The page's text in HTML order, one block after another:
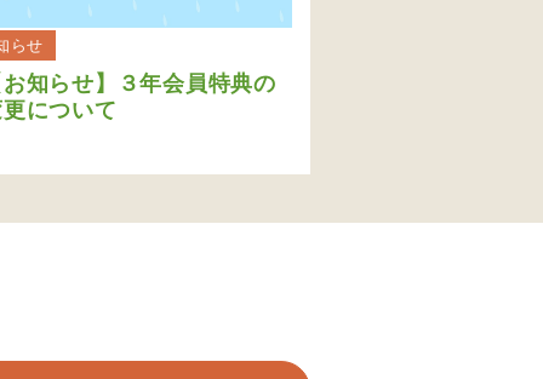
らせ
知らせ】３年会員特典の
について